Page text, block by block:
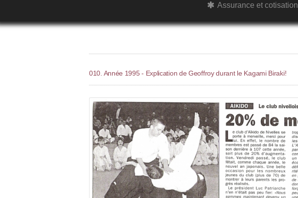
Assurance et cotisation
010. Année 1995 - Explication de Geoffroy durant le Kagami Biraki!